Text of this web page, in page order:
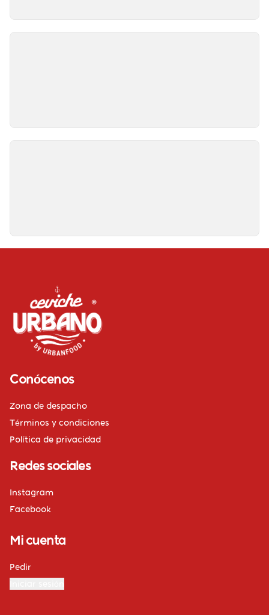
Conócenos
Zona de despacho
Términos y condiciones
Política de privacidad
Redes sociales
Instagram
Facebook
Mi cuenta
Pedir